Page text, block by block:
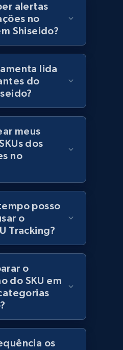
Initial price, Final
Comece agora
products by
URL
Initial price, Final
more.
Comece agora
products by
Initial price, Final
more.
alertas
no
Shiseido?
lida
do
meus
dos
no
posso
o
Tracking?
o
do SKU em
os